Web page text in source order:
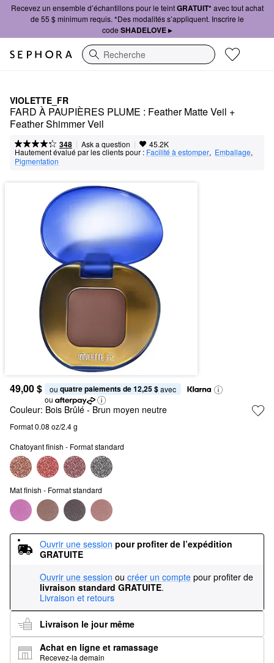
Recevez un ensemble d’échantillons pour le teintGRATUIT*avec tout achat
de 55 $ minimum requis. *Des modalités s’appliquent. Inscrire le
code SHADELOVE ▸
Recherche
VIOLETTE_FR
FARD À PAUPIÈRES PLUME : Feather Matte Veil +
Feather Shimmer Veil
348 | Ask a question | 45.2K
Hautement évalué par les clients pour : Facilité à estomper, Emballage,
Pigmentation
49,00 $ ou quatre paiements de 12,25 $ avec
ou
Couleur: Bois Brûlé - Brun moyen neutre
Format 0.08 oz/2.4 g
Chatoyant finish - Format standard
Mat finish - Format standard
Ouvrir une session pour profiter de l’expédition
GRATUITE
Ouvrir une session ou créer un compte pour profiter de
livraison standard GRATUITE.
Livraison et retours
Livraison le jour même
Achat en ligne et ramassage
Recevez-la demain